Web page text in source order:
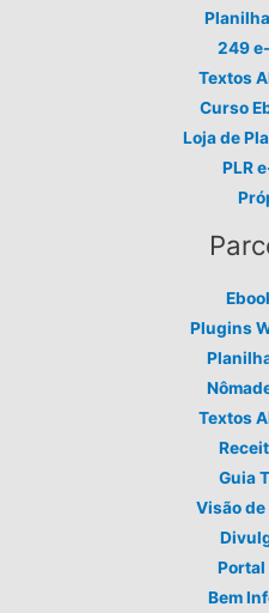
249
Textos
Curso
Loja de
PLR
Plugins
Textos
Guia
Visão
Portal
Bem